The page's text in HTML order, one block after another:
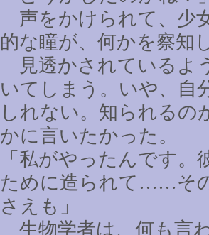
声をかけられて、少
的な瞳が、何かを察知
見透かされているよ
いてしまう。いや、自
しれない。知られるの
かに言いたかった。
「私がやったんです
ために造られて ……そ
さえも」
生物学者は、何も言